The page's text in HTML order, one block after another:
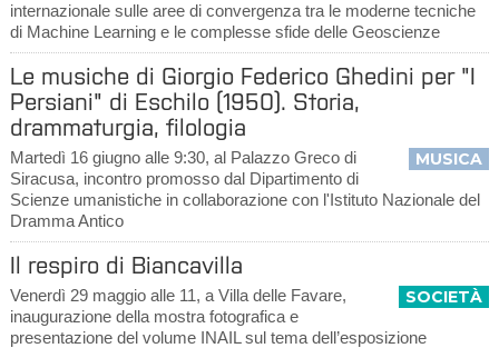
internazionale sulle aree di convergenza tra le moderne tecniche
di Machine Learning e le complesse sfide delle Geoscienze
Le musiche di Giorgio Federico Ghedini per "I
Persiani" di Eschilo (1950). Storia,
drammaturgia, filologia
MUSICA
Martedì 16 giugno alle 9:30, al Palazzo Greco di
Siracusa, incontro promosso dal Dipartimento di
Scienze umanistiche in collaborazione con l'Istituto Nazionale del
Dramma Antico
Il respiro di Biancavilla
SOCIETÀ
Venerdì 29 maggio alle 11, a Villa delle Favare,
inaugurazione della mostra fotografica e
presentazione del volume INAIL sul tema dell’esposizione